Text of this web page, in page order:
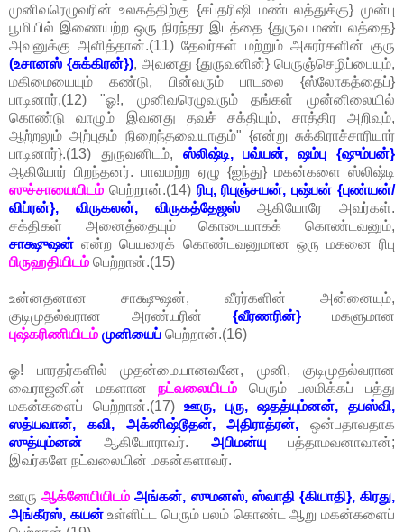
முனிவரெழுவரின் உலகத்திற்கு {சப்தரிஷி மண்டலத்துக்கு} முன்பு
பூமியில் இணையற்ற ஒரு நிரந்தர இடத்தை {துருவ மண்டலத்தை}
அவனுக்கு அளித்தான்.(11) தேவர்கள் மற்றும் அசுரர்களின் குரு
(உசானஸ் {சுக்கிரன்}), அவனது {துருவனின்} பெருஞ்செழிப்பையும்,
மகிமையையும் கண்டு, பின்வரும் பாடலை {ஸ்லோகத்தைப்}
பாடினார்,(12) "ஓ!, முனிவரெழுவரும் தங்கள் முன்னிலையில்
கொண்டு வாழும் இவனது தவச் சக்தியும், சாத்திர அறிவும்,
ஆற்றலும் அற்புதம் நிறைந்தவையாகும்" {என்று சுக்கிராச்சாரியார்
பாடினார்}.(13) துருவனிடம், ஸ்லிஷ்டி, பவ்யன், ஷம்பு {ஷும்பன்}
ஆகியோர் பிறந்தனர். பாவமற்ற ஏழு {ஐந்து} மகன்களை ஸ்லிஷ்டி
ஸுச்சாயையிடம் பெற்றான்.(14) ரிபு, ரிபுஞ்சயன், புஷ்பன் {புண்யன்/
விப்ரன்}, விருகலன், விருகத்தேஜஸ் ஆகியோரே அவர்கள்.
சக்திகள் அனைத்தையும் கொடையாகக் கொண்டவனும்,
சாக்ஷுஷன் என்ற பெயரைக் கொண்டவனுமான ஒரு மகனை ரிபு
பிருஹதியிடம் பெற்றான்.(15)
உன்னதனான சாக்ஷுஷன், வீரர்களின் அன்னையும்,
குடிமுதல்வரான அரண்யரின் {வீரணரின்} மகளுமான
புஷ்கரிணியிடம் முனியைப் பெற்றான்.(16)
ஓ! பாரதர்களில் முதன்மையானவனே, முனி, குடிமுதல்வரான
வைராஜனின் மகளானநட்வலையிடம் பெரும் பலமிக்கப் பத்து
மகன்களைப் பெற்றான்.(17)ஊரு, புரு, ஷதத்யும்னன், தபஸ்வி,
ஸத்யவான், கவி, அக்னிஷ்டூதன், அதிராத்ரன், ஒன்பதாவதாக
ஸுத்யும்னன் ஆகியோராவர். அபிமன்யுபத்தாமவனாவான்;
இவர்களே நட்வலையின் மகன்களாவர்.
ஊருஆக்னேயியிடம் அங்கன், ஸுமனஸ், ஸ்வாதி {கியாதி}, கிரது,
அங்கீரஸ், கயன்உள்ளிட்ட பெரும் பலம் கொண்ட ஆறு மகன்களைப்